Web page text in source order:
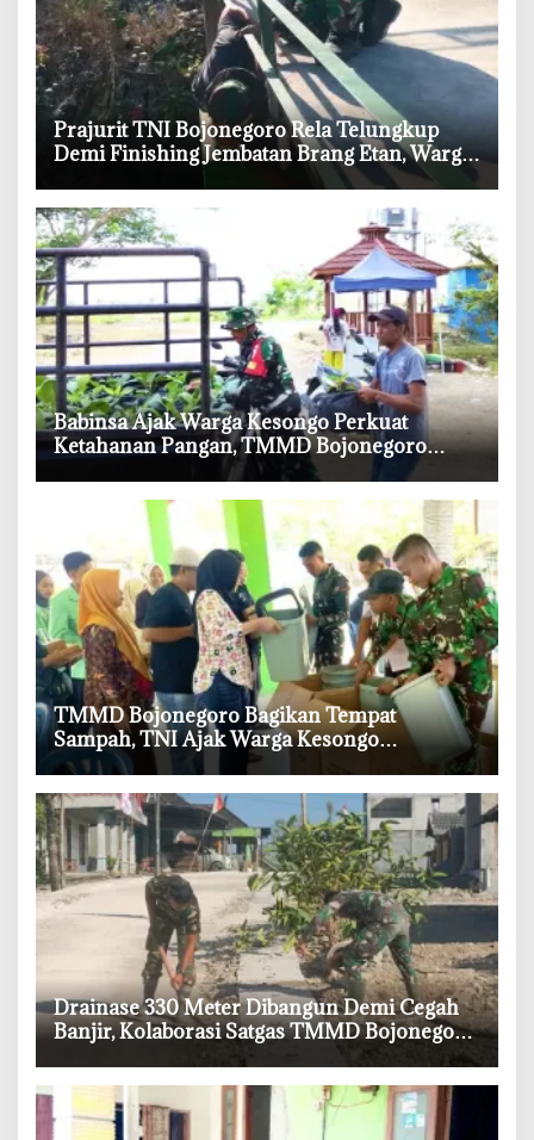
‎Prajurit TNI Bojonegoro Rela Telungkup
Demi Finishing Jembatan Brang Etan, Warga
‎Babinsa Ajak Warga Kesongo Perkuat
Ketahanan Pangan, TMMD Bojonegoro
Tebar 750 Bibit Sayuran
‎TMMD Bojonegoro Bagikan Tempat
Sampah, TNI Ajak Warga Kesongo
Budayakan Hidup Bersih
‎Drainase 330 Meter Dibangun Demi Cegah
Banjir, Kolaborasi Satgas TMMD Bojonegoro